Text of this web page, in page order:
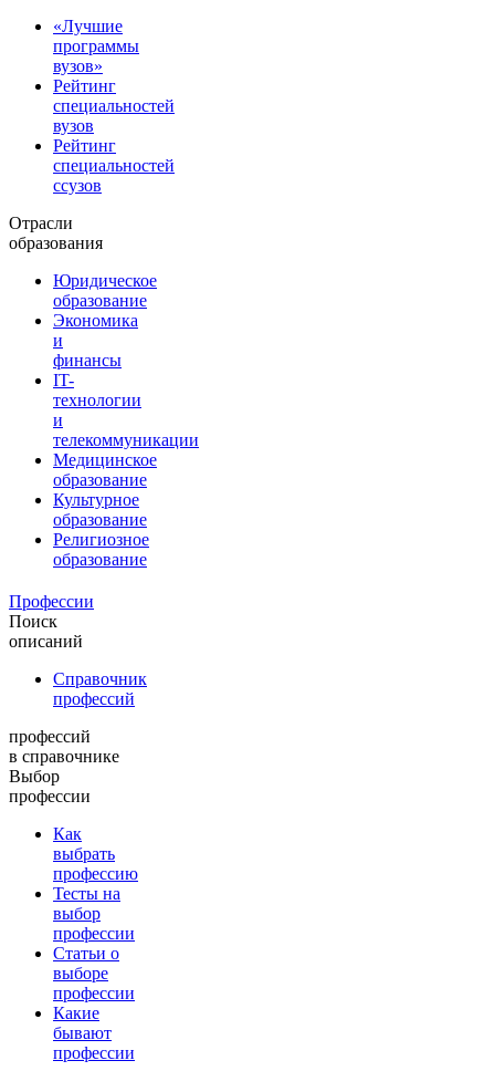
«Лучшие
программы
вузов»
Рейтинг
специальностей
вузов
Рейтинг
специальностей
ссузов
Отрасли
образования
Юридическое
образование
Экономика
и
финансы
IT-
технологии
и
телекоммуникации
Медицинское
образование
Культурное
образование
Религиозное
образование
Профессии
Поиск
описаний
Справочник
профессий
профессий
в справочнике
Выбор
профессии
Как
выбрать
профессию
Тесты на
выбор
профессии
Статьи о
выборе
профессии
Какие
бывают
профессии